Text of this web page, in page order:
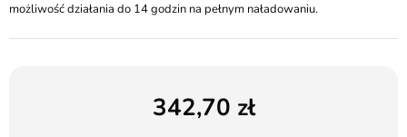
możliwość działania do 14 godzin na pełnym naładowaniu.
342,70